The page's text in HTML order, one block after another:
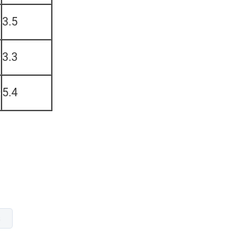
3.5
3.3
5.4